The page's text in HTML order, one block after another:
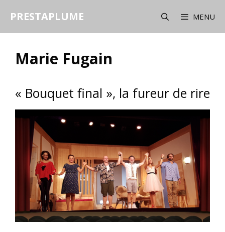
PRESTAPLUME MENU
Marie Fugain
« Bouquet final », la fureur de rire